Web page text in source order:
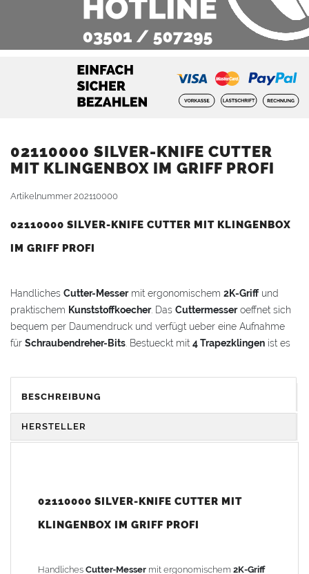
02110000 SILVER-KNIFE CUTTER
MIT KLINGENBOX IM GRIFF PROFI
Artikelnummer202110000
02110000 SILVER-KNIFE CUTTER MIT KLINGENBOX
IM GRIFF PROFI
Handliches Cutter-Messermit ergonomischem 2K-Griffund
praktischem Kunststoffkoecher. Das Cuttermesseroeffnet sich
bequem per Daumendruck und verfügt ueber eine Aufnahme
für Schraubendreher-Bits . Bestueckt mit 4 Trapezklingen ist es
Vorteile und Komfort
Praktischer Cutter mit sicherem Aufklappmechanismus
ermuedungsarmes Arbeiten
Gewicht: 0,34 kg
BESCHREIBUNG
HERSTELLER
02110000 SILVER-KNIFE CUTTER MIT
KLINGENBOX IM GRIFF PROFI
Handliches Cutter-Messer mit ergonomischem 2K-Griff